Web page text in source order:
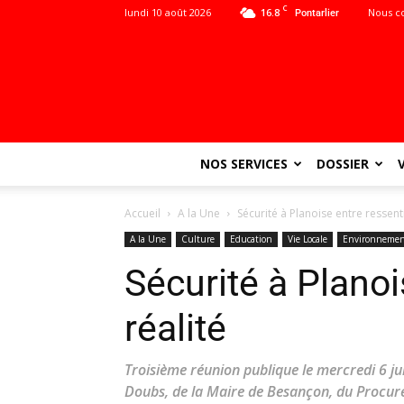
16.8 C Pontarlier
lundi 10 août 2026 Nous
NOS SERVICES DOSSIER
Accueil A la Une Sécurité à Planoise entre
A la Une Culture Education Vie Locale
Sécurité à
réalité
Troisième réunion publique le mercredi 6
Doubs, de la Maire de Besançon, du